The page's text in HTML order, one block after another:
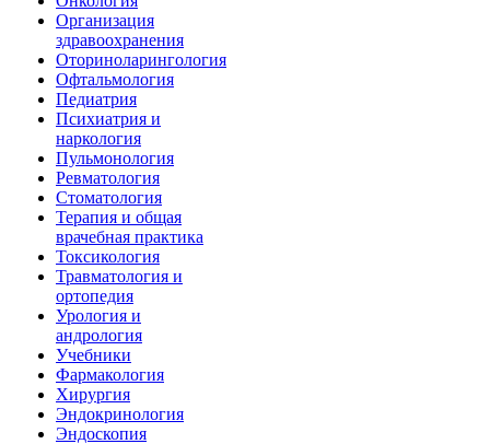
Организация
здравоохранения
Оториноларингология
Офтальмология
Педиатрия
Психиатрия и
наркология
Пульмонология
Ревматология
Стоматология
Терапия и общая
врачебная практика
Токсикология
Травматология и
ортопедия
Урология и
андрология
Учебники
Фармакология
Хирургия
Эндокринология
Эндоскопия